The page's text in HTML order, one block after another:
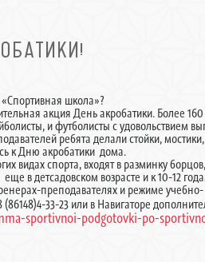
школа»?
акция День акробатики. Более
и футболисты с удовольствием
ребята делали стойки,
к Дню акробатики дома.
видах спорта, входят в разминку
в детсадовском возрасте и к 10-12
преподавателях и режиме учебно-
33-23 или в Навигаторе
sportivnoi-podgotovki-po-